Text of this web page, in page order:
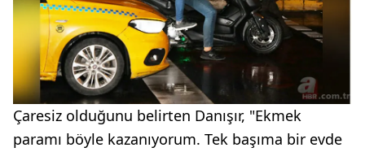
Çaresiz olduğunu belirten Danışır, "Ekmek
paramı böyle kazanıyorum. Tek başıma bir evde